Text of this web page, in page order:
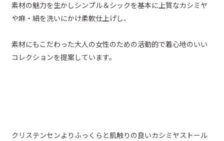
素材の魅力を生かしシンプル＆シックを基本に上質なカシミヤ
や麻・絹を洗いにかけ柔軟仕上げし、
素材にもこだわった大人の女性のための活動的で着心地のいい
コレクションを提案しています。
クリステンセンよりふっくらと肌触りの良いカシミヤストール